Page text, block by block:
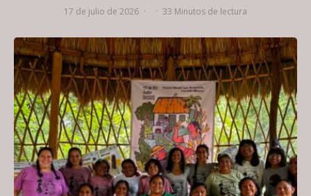
17 de julio de 2026 · · 33 Minutos de lectura